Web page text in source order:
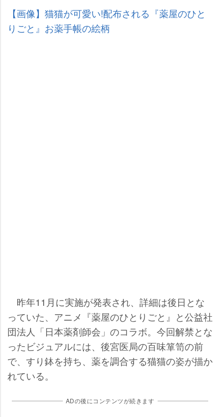
【画像】猫猫が可愛い!配布される『薬屋のひと
りごと』お薬手帳の絵柄
昨年11月に実施が発表され、詳細は後日とな
っていた、アニメ『薬屋のひとりごと』と公益社
団法人「日本薬剤師会」のコラボ。今回解禁とな
ったビジュアルには、後宮医局の百味箪笥の前
で、すり鉢を持ち、薬を調合する猫猫の姿が描か
れている。
ADの後にコンテンツが続きます